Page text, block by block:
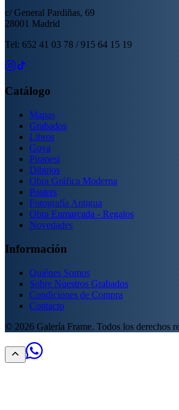
c/ General Pardiñas, 69
28001 Madrid
Tel: 652 41 03 78 / 915 64 15 19
Catálogo
Mapas
Grabados
Libros
Goya
Piranesi
Dibujos
Obra Gráfica Moderna
Posters
Fotografía Antigua
Obra Enmarcada - Regalos
Novedades
Información
Quiénes Somos
Sobre Nuestros Grabados
Condiciones de Compra
Contacto
© 2026 Galería Frame. Todos los derechos